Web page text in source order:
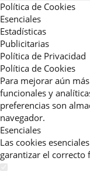
Política de Cookies
Esenciales
Estadísticas
Publicitarias
Política de Privacidad
Política de Cookies
Para mejorar aún
funcionales y
preferencias son
navegador.
Esenciales
Las cookies
garantizar el